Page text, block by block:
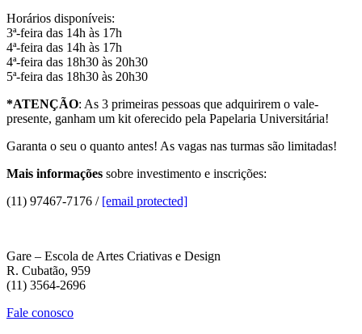
Horários disponíveis:
3ª-feira das 14h às 17h
4ª-feira das 14h às 17h
4ª-feira das 18h30 às 20h30
5ª-feira das 18h30 às 20h30
*ATENÇÃO: As 3 primeiras pessoas que adquirirem o vale-
presente, ganham um kit oferecido pela Papelaria Universitária!
Garanta o seu o quanto antes! As vagas nas turmas são limitadas!
Mais informações sobre investimento e inscrições:
(11) 97467-7176 / [email protected]
Gare – Escola de Artes Criativas e Design
R. Cubatão, 959
(11) 3564-2696
Fale conosco